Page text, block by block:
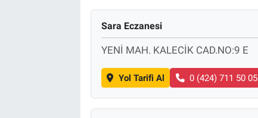
Sara Eczanesi
YENİ MAH. KALECİK CAD.NO:9 E
Yol Tarifi Al 0 (424) 711 50 05